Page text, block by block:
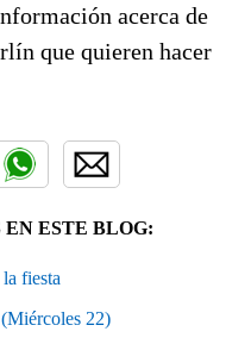
acerca de
que quieren hacer
ESTE BLOG:
fiesta
22)